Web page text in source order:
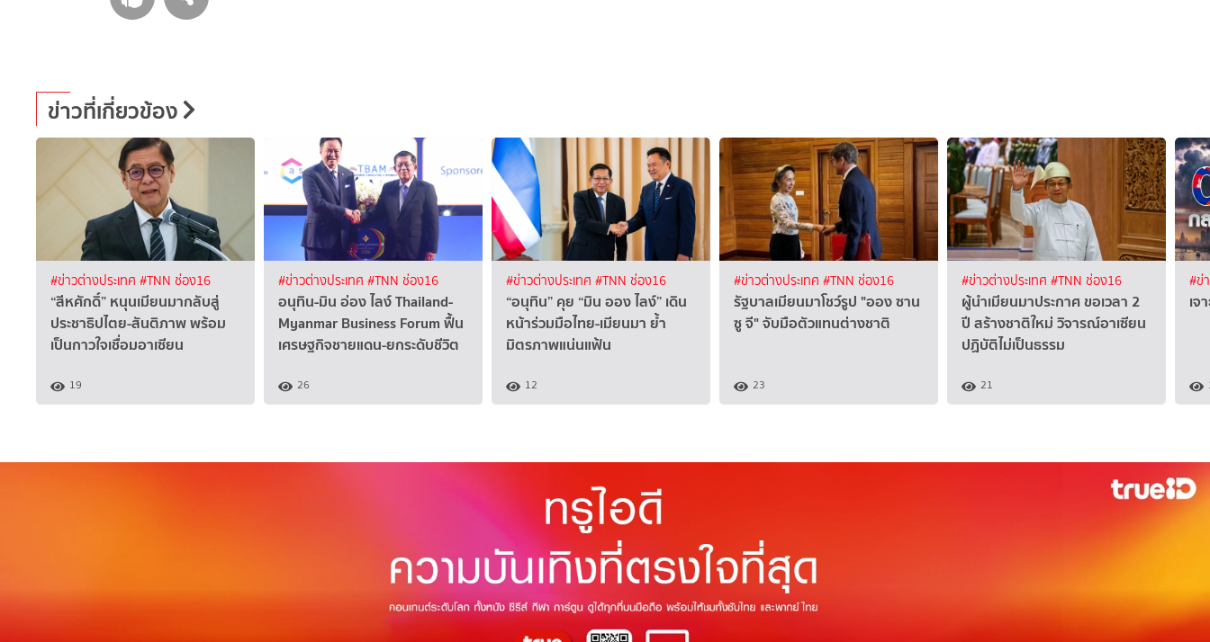
ข่าวที่เกี่ยวข้อง
#ข่าวต่างประเทศ #TNN ช่อง16
“สีหศักดิ์”​ หนุนเมียนมากลับสู่
ประชาธิปไตย-สันติภาพ พร้อม
เป็นกาวใจเชื่อมอาเซียน
19
#ข่าวต่างประเทศ #TNN ช่อง16
อนุทิน-มิน อ่อง ไลง์ Thailand-
Myanmar Business Forum ฟื้น
เศรษฐกิจชายแดน-ยกระดับชีวิต
26
#ข่าวต่างประเทศ #TNN ช่อง16
“อนุทิน” คุย “มิน ออง ไลง์” เดิน
หน้าร่วมมือไทย-เมียนมา ย้ำ
มิตรภาพแน่นแฟ้น
12
#ข่าวต่างประเทศ #TNN ช่อง16
รัฐบาลเมียนมาโชว์รูป "ออง ซาน
ซู จี" จับมือตัวแทนต่างชาติ
23
#ข่าวต่างประเทศ #TNN ช่อง16
ผู้นำเมียนมาประกาศ ขอเวลา 2
ปี สร้างชาติใหม่ วิจารณ์อาเซียน
ปฏิบัติไม่เป็นธรรม
21
#ข่
เจ